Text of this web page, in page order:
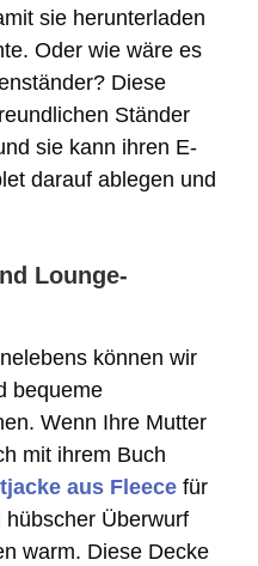
sie herunterladen
Oder wie wäre es
Diese
Ständer
sie kann ihren E-
darauf ablegen und
Lounge-
können wir
bequeme
Wenn Ihre Mutter
mit ihrem Buch
aus Fleece für
Überwurf
warm. Diese Decke